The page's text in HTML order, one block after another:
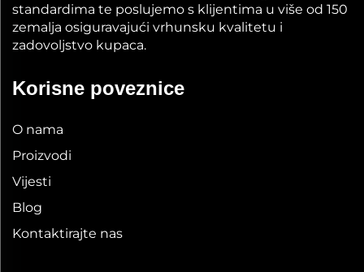
standardima te poslujemo s klijentima u više od 150
zemalja osiguravajući vrhunsku kvalitetu i
zadovoljstvo kupaca.
Korisne poveznice
O nama
Proizvodi
Vijesti
Blog
Kontaktirajte nas